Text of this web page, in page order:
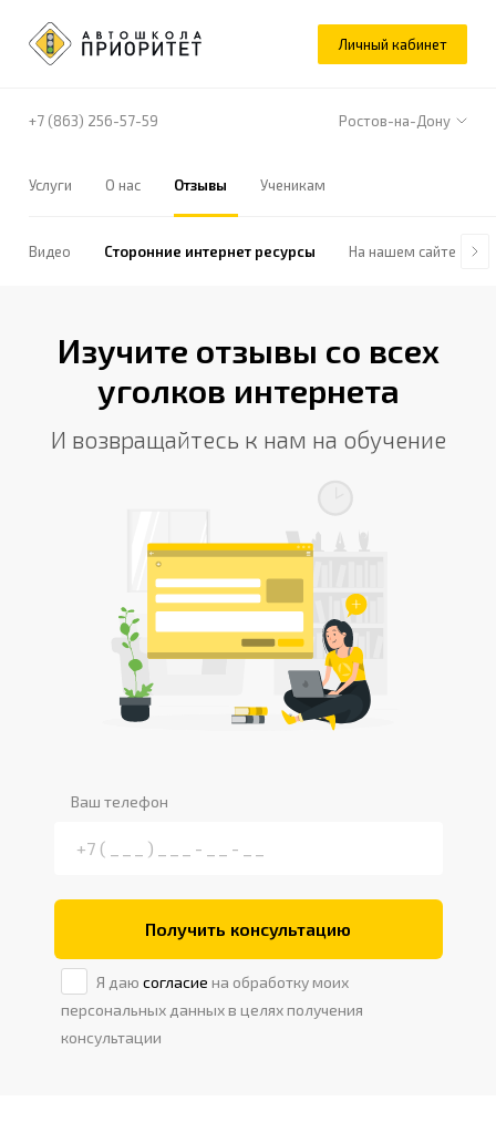
Личный кабинет
+7 (863) 256-57-59 Ростов-на-Дону
Услуги О нас Отзывы Ученикам
Видео Сторонние интернет ресурсы На нашем сайте
Изучите отзывы со всех
уголков интернета
И возвращайтесь к нам на обучение
Ваш телефон
Получить консультацию
Я даю согласие на обработку моих
персональных данных в целях получения
консультации